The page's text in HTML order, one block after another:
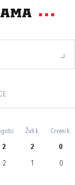
Žuti k. Crveni k.
2 2 0
2 1 0